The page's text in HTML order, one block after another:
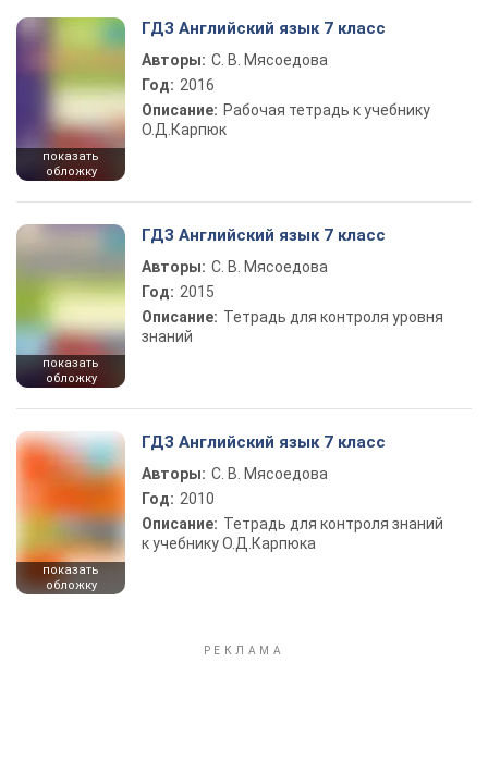
показать
обложку
ГДЗ Английский язык 7 класс
Авторы: С. В. Мясоедова
Год: 2016
Описание: Рабочая тетрадь к учебнику
О.Д.Карпюк
показать
обложку
ГДЗ Английский язык 7 класс
Авторы: С. В. Мясоедова
Год: 2015
Описание: Тетрадь для контроля уровня
знаний
показать
обложку
ГДЗ Английский язык 7 класс
Авторы: С. В. Мясоедова
Год: 2010
Описание: Тетрадь для контроля знаний
к учебнику О.Д.Карпюка